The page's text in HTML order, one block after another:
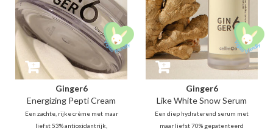
Ginger6
Energizing Pepti Cream
Een zachte, rijke crème met maar
liefst 53% antioxidantrijk,
Ginger6
Like White Snow Serum
Een diep hydraterend serum met
maar liefst 70% gepatenteerd